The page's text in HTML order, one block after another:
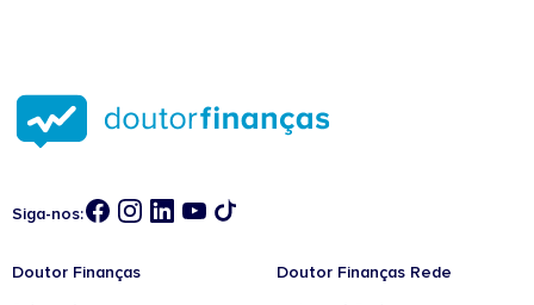
Siga-nos:
Doutor Finanças Doutor Finanças Rede